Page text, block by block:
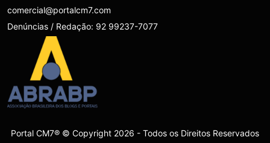
comercial@portalcm7.com
Denúncias / Redação: 92 99237-7077
Portal CM7® © Copyright 2026 - Todos os Direitos Reservados